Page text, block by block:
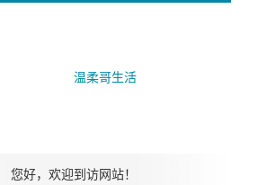
温柔哥生活
您好，欢迎到访网站！